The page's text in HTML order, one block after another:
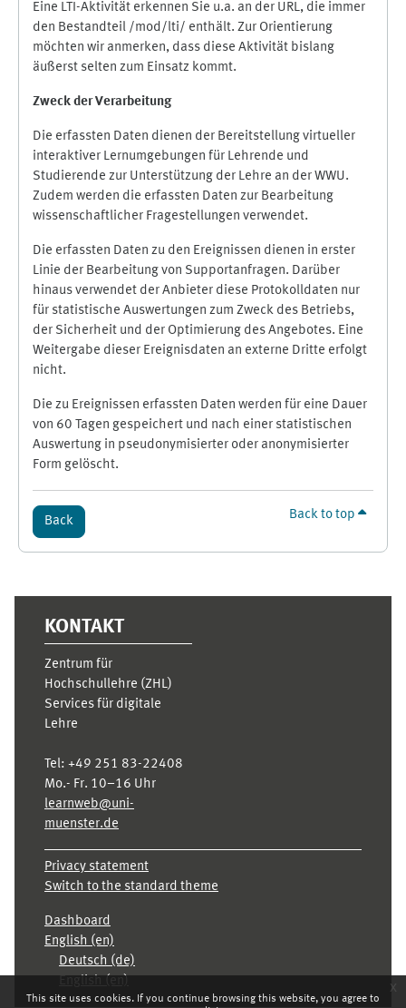
This site uses cookies. If you continue browsing this website, you agree to
x
Eine LTI-Aktivität erkennen Sie u.a. an der URL, die immer
den Bestandteil /mod/lti/ enthält. Zur Orientierung
möchten wir anmerken, dass diese Aktivität bislang
äußerst selten zum Einsatz kommt.
Zweck der Verarbeitung
Die erfassten Daten dienen der Bereitstellung virtueller
interaktiver Lernumgebungen für Lehrende und
Studierende zur Unterstützung der Lehre an der WWU.
Zudem werden die erfassten Daten zur Bearbeitung
wissenschaftlicher Fragestellungen verwendet.
Die erfassten Daten zu den Ereignissen dienen in erster
Linie der Bearbeitung von Supportanfragen. Darüber
hinaus verwendet der Anbieter diese Protokolldaten nur
für statistische Auswertungen zum Zweck des Betriebs,
der Sicherheit und der Optimierung des Angebotes. Eine
Weitergabe dieser Ereignisdaten an externe Dritte erfolgt
nicht.
Die zu Ereignissen erfassten Daten werden für eine Dauer
von 60 Tagen gespeichert und nach einer statistischen
Auswertung in pseudonymisierter oder anonymisierter
Form gelöscht.
Back Back to top
KONTAKT
Zentrum für
Hochschullehre (ZHL)
Services für digitale
Lehre
Tel: +49 251 83-22408
Mo.- Fr. 10–16 Uhr
learnweb@uni-
muenster.de
Privacy statement
Switch to the standard theme
Dashboard
English ‎(en)‎
Deutsch ‎(de)‎